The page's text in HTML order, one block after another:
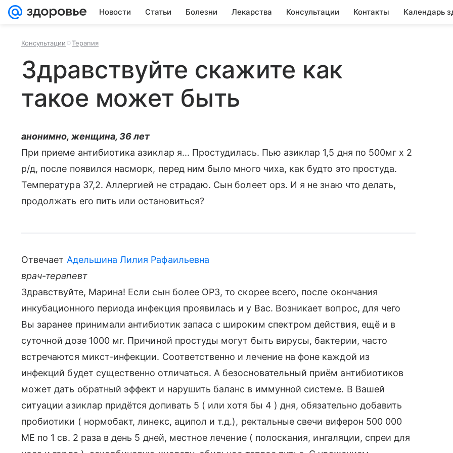
Новости Статьи Болезни Лекарства Консультации Контакты Календарь
Консультации Терапия
Здравствуйте скажите как
такое может быть
анонимно, женщина, 36 лет
При приеме антибиотика азиклар я... Простудилась. Пью азиклар 1,5 дня по 500мг х 2
р/д, после появился насморк, перед ним было много чиха, как будто это простуда.
Температура 37,2. Аллергией не страдаю. Сын болеет орз. И я не знаю что делать,
продолжать его пить или остановиться?
Отвечает Адельшина Лилия Рафаильевна
врач-терапевт
Здравствуйте, Марина! Если сын более ОРЗ, то скорее всего, после окончания
инкубационного периода инфекция проявилась и у Вас. Возникает вопрос, для чего
Вы заранее принимали антибиотик запаса с широким спектром действия, ещё и в
суточной дозе 1000 мг. Причиной простуды могут быть вирусы, бактерии, часто
встречаются микст-инфекции. Соответственно и лечение на фоне каждой из
инфекций будет существенно отличаться. А безосновательный приём антибиотиков
может дать обратный эффект и нарушить баланс в иммунной системе. В Вашей
ситуации азиклар придётся допивать 5 ( или хотя бы 4 ) дня, обязательно добавить
пробиотики ( нормобакт, линекс, аципол и т.д.), ректальные свечи виферон 500 000
МЕ по 1 св. 2 раза в день 5 дней, местное лечение ( полоскания, ингаляции, спреи для